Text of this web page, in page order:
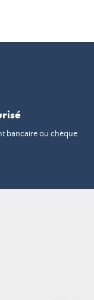
bancaire ou chèque